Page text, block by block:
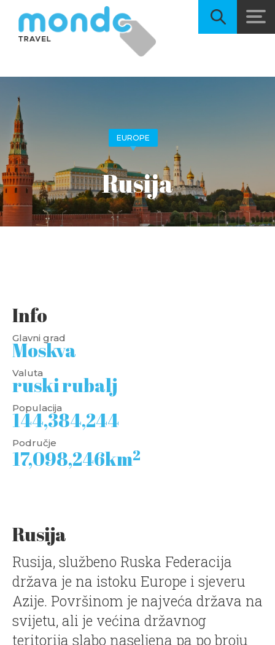
EUROPE
Rusija
Info
Glavni grad
Moskva
Valuta
ruski rubalj
Populacija
144,384,244
Područje
17,098,246km2
Rusija
Rusija, službeno Ruska Federacija
država je na istoku Europe i sjeveru
Azije. Površinom je najveća država na
svijetu, ali je većina državnog
teritorija slabo naseljena pa po broju